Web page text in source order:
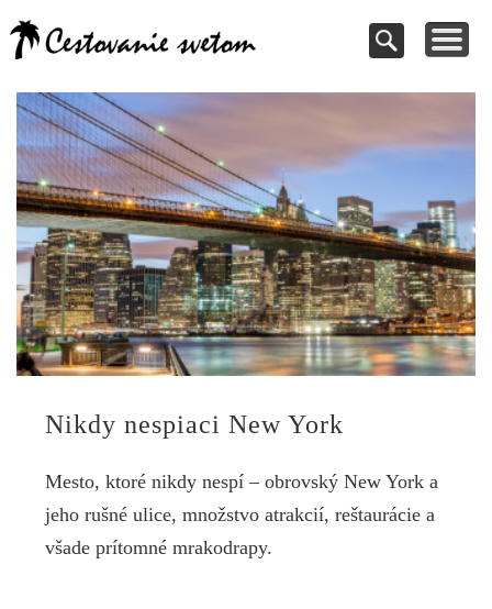
Cestovanie a
dovolenky
svetom
DOVOLENKY Cestujte s nami
VAŠE PRÍSPEVKY Inšpirujte sa
TIPY NA VÝLETY Kde vycestovať
NÁVODY Pomoc pri rezervácii
Nikdy nespiaci New York
Mesto, ktoré nikdy nespí – obrovský New York a
jeho rušné ulice, množstvo atrakcií, reštaurácie a
všade prítomné mrakodrapy.